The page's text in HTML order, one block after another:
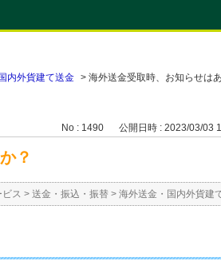
内外貨建て送金 > 海外送金受取時、お知らせは
No : 1490 公開日時 : 2023/03/03
？
ス > 送金・振込・振替 > 海外送金・国内外貨建